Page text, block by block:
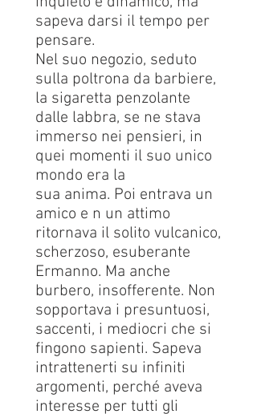
sapeva darsi il tempo per
pensare.
Nel suo negozio, seduto
sulla poltrona da barbiere,
la sigaretta penzolante
dalle labbra, se ne stava
immerso nei pensieri, in
quei momenti il suo unico
mondo era la
sua anima. Poi entrava un
amico e n un attimo
ritornava il solito vulcanico,
scherzoso, esuberante
Ermanno. Ma anche
burbero, insofferente. Non
sopportava i presuntuosi,
saccenti, i mediocri che si
fingono sapienti. Sapeva
intrattenerti su infiniti
argomenti, perché aveva
interesse per tutti gli